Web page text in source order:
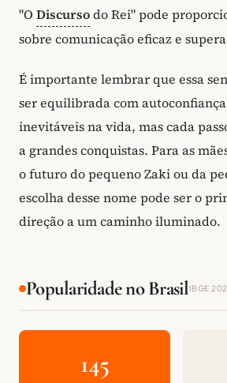
"O Discursodo Rei" pode
sobre comunicação eficaz e
É importante lembrar que essa
ser equilibrada com
inevitáveis na vida, mas cada
a grandes conquistas. Para as
o futuro do pequeno Zaki ou da
escolha desse nome pode ser o
direção a um caminho iluminado.
Popularidade no BrasilIBGE
145